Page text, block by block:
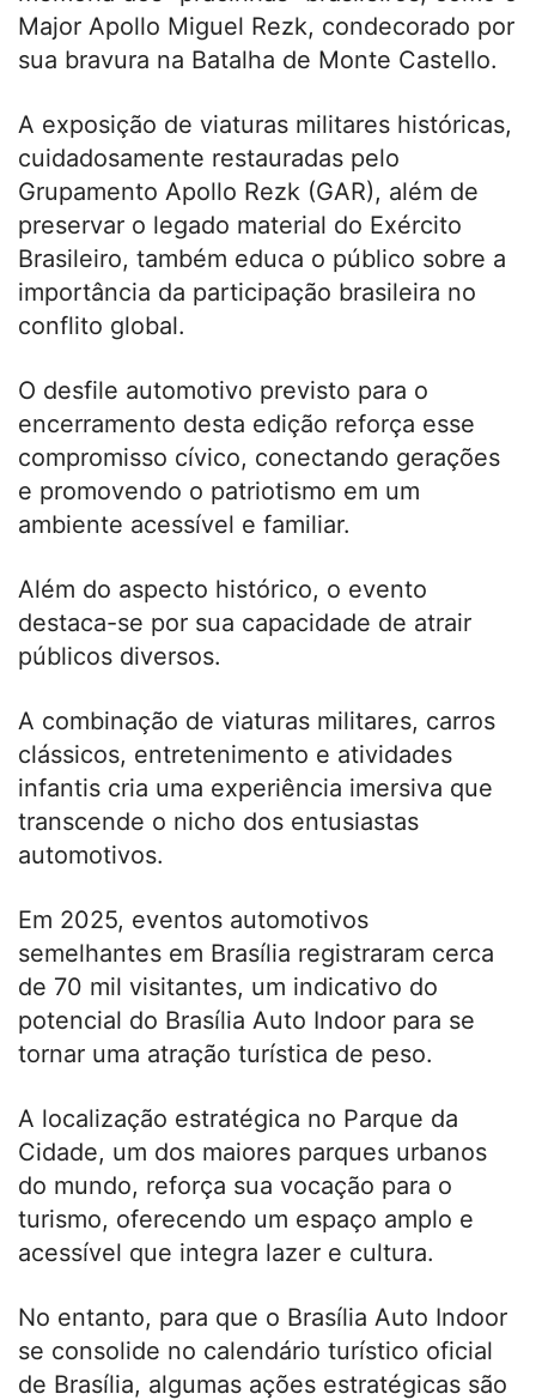
Major Apollo Miguel Rezk, condecorado por
sua bravura na Batalha de Monte Castello.
A exposição de viaturas militares históricas,
cuidadosamente restauradas pelo
Grupamento Apollo Rezk (GAR), além de
preservar o legado material do Exército
Brasileiro, também educa o público sobre a
importância da participação brasileira no
conflito global.
O desfile automotivo previsto para o
encerramento desta edição reforça esse
compromisso cívico, conectando gerações
e promovendo o patriotismo em um
ambiente acessível e familiar.
Além do aspecto histórico, o evento
destaca-se por sua capacidade de atrair
públicos diversos.
A combinação de viaturas militares, carros
clássicos, entretenimento e atividades
infantis cria uma experiência imersiva que
transcende o nicho dos entusiastas
automotivos.
Em 2025, eventos automotivos
semelhantes em Brasília registraram cerca
de 70 mil visitantes, um indicativo do
potencial do Brasília Auto Indoor para se
tornar uma atração turística de peso.
A localização estratégica no Parque da
Cidade, um dos maiores parques urbanos
do mundo, reforça sua vocação para o
turismo, oferecendo um espaço amplo e
acessível que integra lazer e cultura.
No entanto, para que o Brasília Auto Indoor
se consolide no calendário turístico oficial
de Brasília, algumas ações estratégicas são